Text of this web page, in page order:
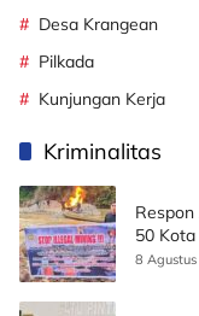
Desa Krangean
Pilkada
Kunjungan Kerja
Kriminalitas
50
8